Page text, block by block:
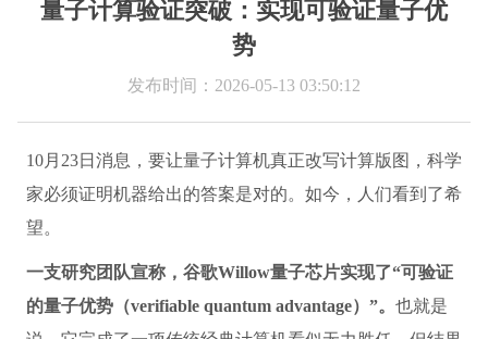
量子计算验证突破：实现可验证量子优
势
发布时间：2026-05-13 03:50:12
10月23日消息，要让量子计算机真正改写计算版图，科学
家必须证明机器给出的答案是对的。如今，人们看到了希
望。
一支研究团队宣称，谷歌Willow量子芯片实现了“可验证
的量子优势（verifiable quantum advantage）”。 也就是